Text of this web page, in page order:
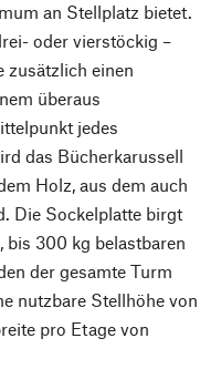
an Stellplatz bietet.
oder vierstöckig –
zusätzlich einen
überaus
jedes
das Bücherkarussell
Holz, aus dem auch
Die Sockelplatte birgt
bis 300 kg belastbaren
der gesamte Turm
nutzbare Stellhöhe von
pro Etage von